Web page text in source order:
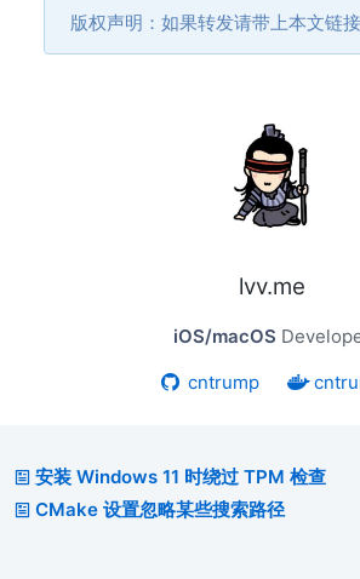
版权声明：如果转发请带上本文链接
lvv.me
iOS/macOS
cntrump
安装 Windows 11 时绕过 TPM 检查
CMake 设置忽略某些搜索路径